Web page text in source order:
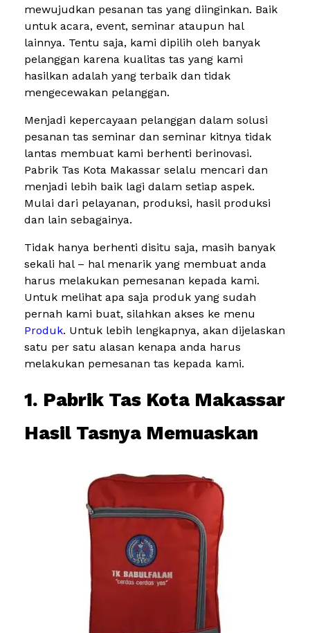
mewujudkan pesanan tas yang diinginkan. Baik
untuk acara, event, seminar ataupun hal
lainnya. Tentu saja, kami dipilih oleh banyak
pelanggan karena kualitas tas yang kami
hasilkan adalah yang terbaik dan tidak
mengecewakan pelanggan.
Menjadi kepercayaan pelanggan dalam solusi
pesanan tas seminar dan seminar kitnya tidak
lantas membuat kami berhenti berinovasi.
Pabrik Tas Kota Makassar selalu mencari dan
menjadi lebih baik lagi dalam setiap aspek.
Mulai dari pelayanan, produksi, hasil produksi
dan lain sebagainya.
Tidak hanya berhenti disitu saja, masih banyak
sekali hal – hal menarik yang membuat anda
harus melakukan pemesanan kepada kami.
Untuk melihat apa saja produk yang sudah
pernah kami buat, silahkan akses ke menu
Produk. Untuk lebih lengkapnya, akan dijelaskan
satu per satu alasan kenapa anda harus
melakukan pemesanan tas kepada kami.
1. Pabrik Tas Kota Makassar
Hasil Tasnya Memuaskan